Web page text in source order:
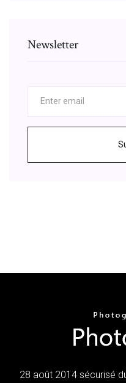
Newsletter
28 août 2014 sécurisé